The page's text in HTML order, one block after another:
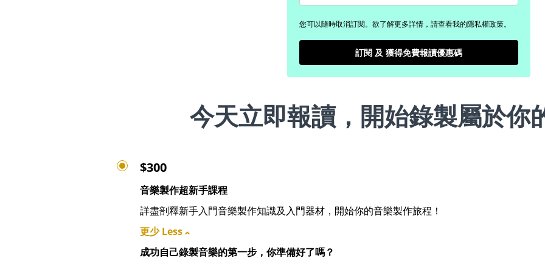
您可以隨時取消訂閱。欲了解更多詳情，請查看我的隱私權政策。
訂閱 及 獲得免費報讀優惠碼
今天立即報讀，開始錄製屬於你
$300
音樂製作超新手課程
詳盡剖釋新手入門音樂製作知識及入門器材，開始你的音樂製作旅程！
更少 Less
成功自己錄製音樂的第一步，你準備好了嗎？